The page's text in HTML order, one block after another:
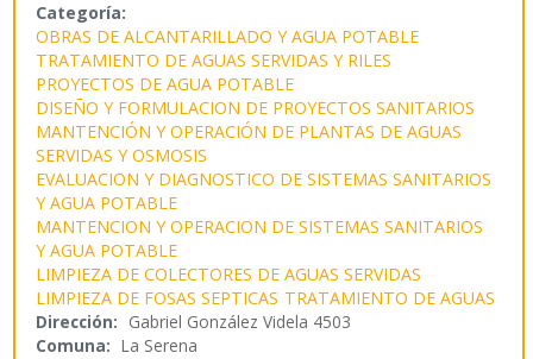
Categoría:
OBRAS DE ALCANTARILLADO Y AGUA POTABLE
TRATAMIENTO DE AGUAS SERVIDAS Y RILES
PROYECTOS DE AGUA POTABLE
DISEÑO Y FORMULACION DE PROYECTOS SANITARIOS
MANTENCIÓN Y OPERACIÓN DE PLANTAS DE AGUAS
SERVIDAS Y OSMOSIS
EVALUACION Y DIAGNOSTICO DE SISTEMAS SANITARIOS
Y AGUA POTABLE
MANTENCION Y OPERACION DE SISTEMAS SANITARIOS
Y AGUA POTABLE
LIMPIEZA DE COLECTORES DE AGUAS SERVIDAS
LIMPIEZA DE FOSAS SEPTICAS TRATAMIENTO DE AGUAS
Dirección: Gabriel González Videla 4503
Comuna: La Serena